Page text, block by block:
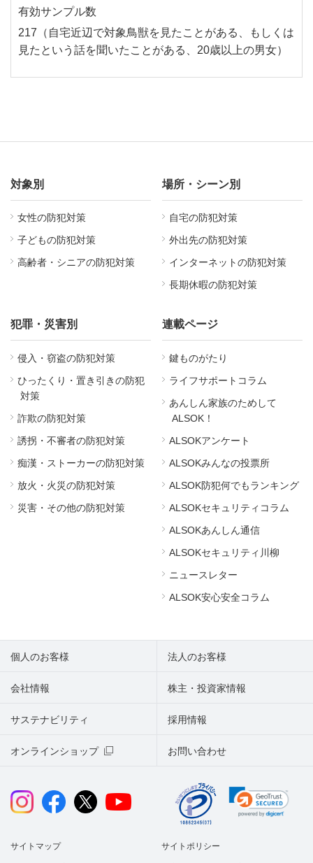
有効サンプル数
217（自宅近辺で対象鳥獣を見たことがある、もしくは
見たという話を聞いたことがある、20歳以上の男女）
対象別
女性の防犯対策
子どもの防犯対策
高齢者・シニアの防犯対策
場所・シーン別
自宅の防犯対策
外出先の防犯対策
インターネットの防犯対策
長期休暇の防犯対策
犯罪・災害別
侵入・窃盗の防犯対策
ひったくり・置き引きの防犯
対策
詐欺の防犯対策
誘拐・不審者の防犯対策
痴漢・ストーカーの防犯対策
放火・火災の防犯対策
災害・その他の防犯対策
連載ページ
鍵ものがたり
ライフサポートコラム
あんしん家族のためして
ALSOK！
ALSOKアンケート
ALSOKみんなの投票所
ALSOK防犯何でもランキング
ALSOKセキュリティコラム
ALSOKあんしん通信
ALSOKセキュリティ川柳
ニュースレター
ALSOK安心安全コラム
個人のお客様 法人のお客様
会社情報 株主・投資家情報
サステナビリティ
オンラインショップ お問い合わせ
採用情報
サイトマップ サイトポリシー